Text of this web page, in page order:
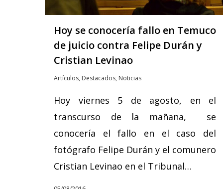
Hoy se conocería fallo en Temuco
de juicio contra Felipe Durán y
Cristian Levinao
Artículos, Destacados, Noticias
Hoy viernes 5 de agosto, en el
transcurso de la mañana, se
conocería el fallo en el caso del
fotógrafo Felipe Durán y el comunero
Cristian Levinao en el Tribunal…